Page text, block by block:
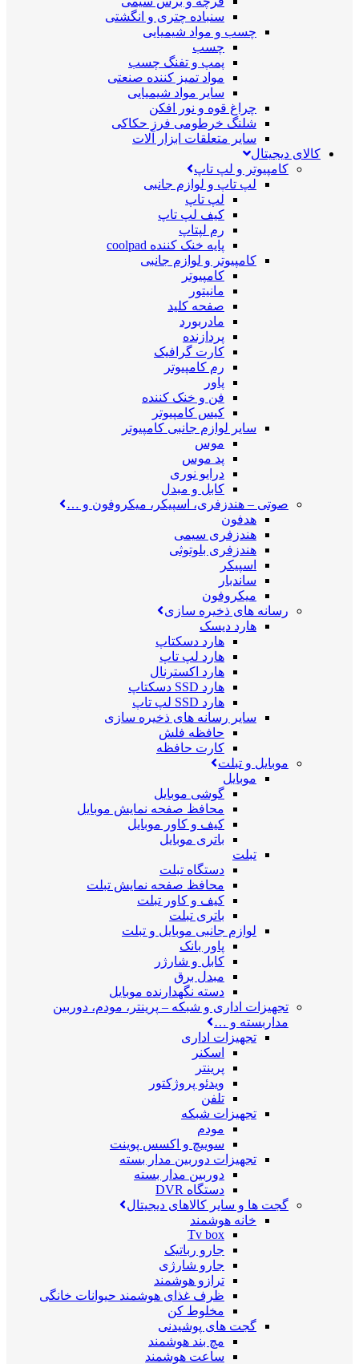
سنباده چتری و انگشتی
چسب و مواد شیمیایی
چسب
پمپ و تفنگ چسب
مواد تمیز کننده صنعتی
سایر مواد شیمیایی
چراغ قوه و نور افکن
شلنگ خرطومی فرز حکاکی
سایر متعلقات ابزار آلات
کالای دیجیتال
کامپیوتر و لپ تاپ
لپ تاپ و لوازم جانبی
لپ تاپ
کیف لپ تاپ
رم لپتاپ
پایه خنک کننده coolpad
کامپیوتر و لوازم جانبی
کامپیوتر
مانیتور
صفحه کلید
مادربورد
پردازنده
کارت گرافیک
رم کامپیوتر
پاور
فن و خنک کننده
کیس کامپیوتر
سایر لوازم جانبی کامپیوتر
موس
پد موس
درایو نوری
کابل و مبدل
صوتی – هندزفری، اسپیکر، میکروفون و …
هدفون
هندزفری سیمی
هندزفری بلوتوثی
اسپیکر
ساندبار
میکروفون
رسانه های ذخیره سازی
هارد دیسک
هارد دسکتاپ
هارد لپ تاپ
هارد اکسترنال
هارد SSD دسکتاپ
هارد SSD لپ تاپ
سایر رسانه های ذخیره سازی
حافظه فلش
کارت حافظه
موبایل و تبلت
موبایل
گوشی موبایل
محافظ صفحه نمایش موبایل
کیف و کاور موبایل
باتری موبایل
تبلت
دستگاه تبلت
محافظ صفحه نمایش تبلت
کیف و کاور تبلت
باتری تبلت
لوازم جانبی موبایل و تبلت
پاور بانک
کابل و شارژر
مبدل برق
دسته نگهدارنده موبایل
تجهیزات اداری و شبکه – پرینتر، مودم، دوربین
مداربسته و …
تجهیزات اداری
اسکنر
پرینتر
ویدئو پروژکتور
تلفن
تجهیزات شبکه
مودم
سوییچ و اکسس پوینت
تجهیزات دوربین مدار بسته
دوربین مدار بسته
دستگاه DVR
گجت ها و سایر کالاهای دیجیتال
خانه هوشمند
Tv box
جارو رباتیک
جارو شارژی
ترازو هوشمند
ظرف غذای هوشمند حیوانات خانگی
مخلوط کن
گجت های پوشیدنی
مچ بند هوشمند
ساعت هوشمند